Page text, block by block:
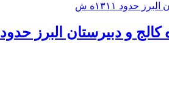
دبيرستان البرز حدود ۱۳۱۱ه ش